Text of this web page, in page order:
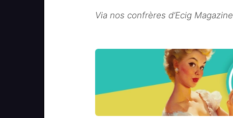
Via nos confrères d’Ecig Magazine